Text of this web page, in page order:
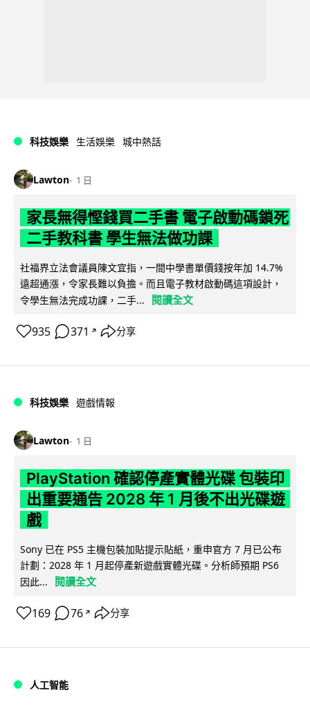
科技娛樂 生活娛樂 城中熱話
Lawton 1 日
家長無得慳錢買二手書 電子啟動碼鎖死
二手教科書 學生無法做功課
社福界立法會議員陳文宜指，一間中學書單價錢按年加 14.7%
遠超通漲，令家長難以負擔。而且電子教材啟動碼這項設計，
令學生無法完成功課，二手...
閱讀全文
935 371 ↗ 分享
科技娛樂 遊戲情報
Lawton 1 日
PlayStation 確認停產實體光碟 包裝印
出重要通告 2028 年 1 月後不出光碟遊
戲
Sony 已在 PS5 主機包裝加貼提示貼紙，重申官方 7 月已公布
計劃：2028 年 1 月起停產新遊戲實體光碟。分析師預期 PS6
因此...
閱讀全文
169 76 ↗ 分享
人工智能